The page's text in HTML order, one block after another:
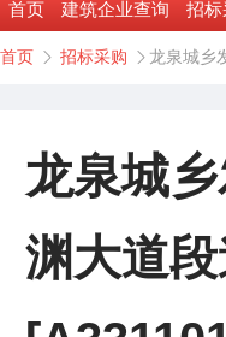
首页 建筑企业查询 招
首页  招标采购  龙泉城乡
龙泉城
渊大道